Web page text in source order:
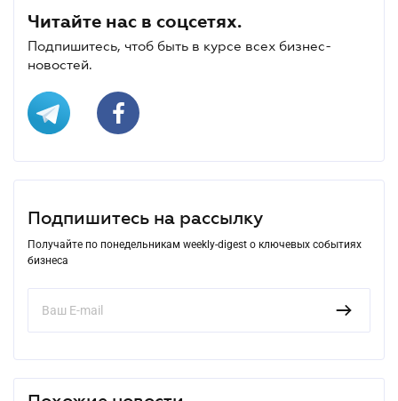
Читайте нас в соцсетях.
Подпишитесь, чтоб быть в курсе всех бизнес-
новостей.
Подпишитесь на рассылку
Получайте по понедельникам weekly-digest о ключевых событиях
бизнеса